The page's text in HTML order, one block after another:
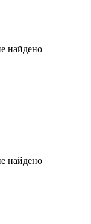
найдено
найдено